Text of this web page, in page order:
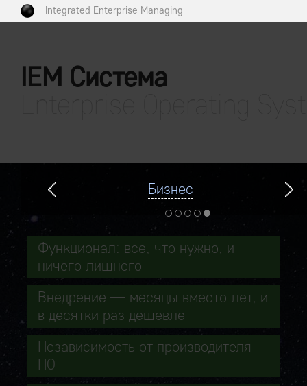
Integrated Enterprise Managing
IEM Система
Бизнес
Функционал: все, что нужно, и
ничего лишнего
Внедрение — месяцы вместо лет, и
в десятки раз дешевле
Независимость от производителя
ПО